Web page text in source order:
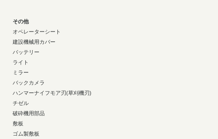
その他
オペレーターシート
建設機械用カバー
バッテリー
ライト
ミラー
バックカメラ
ハンマーナイフモア刃(草刈機刃)
チゼル
破砕機用部品
敷板
ゴム製敷板